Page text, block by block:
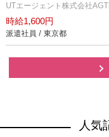
UTエージェント株式会社
時給1,600円
派遣社員 / 東京都
人気